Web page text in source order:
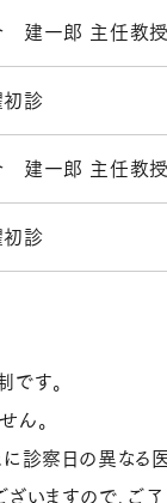
建一郎 主任教授
診
建一郎 主任教授
診
です。
ん。
診察日の異なる
いますので、ご